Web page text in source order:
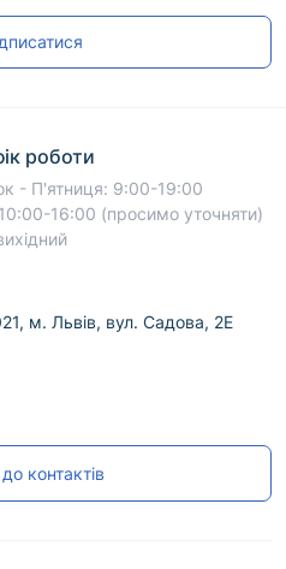
роботи
- П'ятниця: 9:00-19:00
16:00 (просимо уточняти)
м. Львів, вул. Садова, 2Е
контактів